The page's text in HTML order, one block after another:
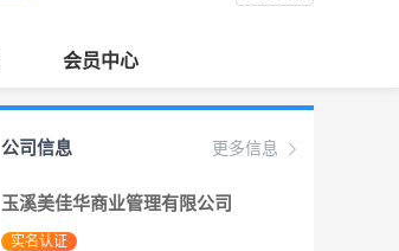
会员中心
更多信息
公司信息
玉溪美佳华商业管理有限公司
实名认证